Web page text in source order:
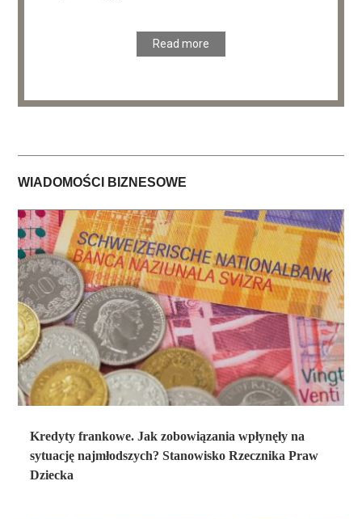
Read more
WIADOMOŚCI BIZNESOWE
Kredyty frankowe. Jak zobowiązania wpłynęły na
sytuację najmłodszych? Stanowisko Rzecznika Praw
Dziecka